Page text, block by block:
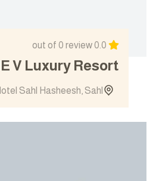
0.0
out of 0 review
V Luxury Resort
Sahl Hasheesh, Sahl
View details